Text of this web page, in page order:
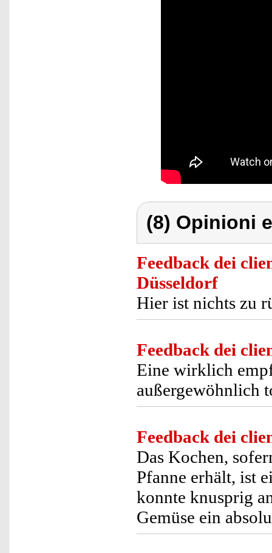
(8) Opinioni
Feedback dei
Düsseldorf
Hier ist nichts zu
Feedback dei
Eine wirklich
außergewöhnlich
Feedback dei
Das Kochen,
Pfanne erhält, ist
konnte knusprig
Gemüse ein